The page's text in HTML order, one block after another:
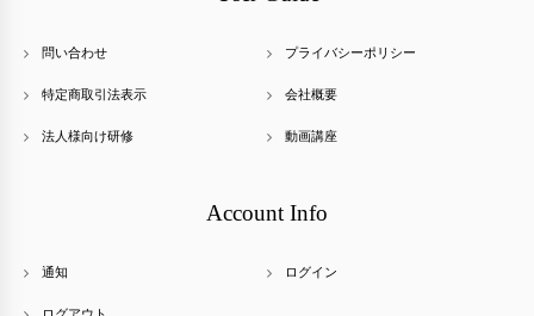
問い合わせ プライバシーポリシー
特定商取引法表示 会社概要
法人様向け研修 動画講座
Account Info
通知 ログイン